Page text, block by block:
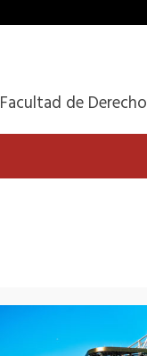
Facultad de Derecho